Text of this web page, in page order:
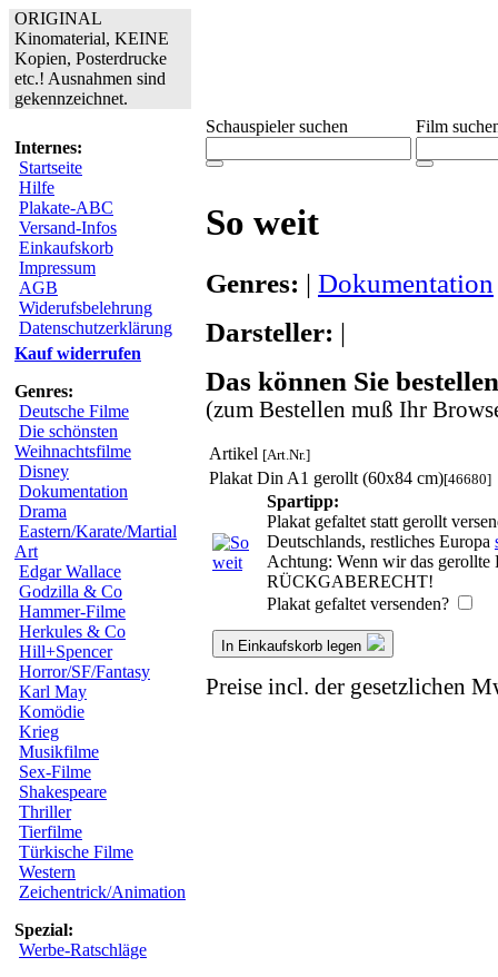
ORIGINAL
Kinomaterial, KEINE
Kopien, Posterdrucke
etc.! Ausnahmen sind
gekennzeichnet.
Internes:
Startseite
Hilfe
Plakate-ABC
Versand-Infos
Einkaufskorb
Impressum
AGB
Widerufsbelehrung
Datenschutzerklärung
Kauf widerrufen
Genres:
Deutsche Filme
Die schönsten
Weihnachtsfilme
Disney
Dokumentation
Drama
Eastern/Karate/Martial
Art
Edgar Wallace
Godzilla & Co
Hammer-Filme
Herkules & Co
Hill+Spencer
Horror/SF/Fantasy
Karl May
Komödie
Krieg
Musikfilme
Sex-Filme
Shakespeare
Thriller
Tierfilme
Türkische Filme
Western
Zeichentrick/Animation
Spezial:
Werbe-Ratschläge
Schauspieler suchen Film
So weit
Genres: | Dokumentation
Darsteller: |
Das können Sie
(zum Bestellen muß Ihr
Artikel [Art.Nr.]
Plakat Din A1 gerollt (60x84 cm)[46680]
Spartipp:
Plakat gefaltet statt gerollt
Deutschlands, restliches Europa
Achtung: Wenn wir das
RÜCKGABERECHT!
Plakat gefaltet versenden?
In Einkaufskorb legen
Preise incl. der gesetzlichen